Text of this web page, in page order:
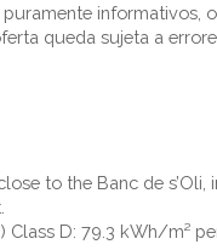
informativos,
queda sujeta a
to the Banc de s’Oli,
Class D: 79.3 kWh/m²